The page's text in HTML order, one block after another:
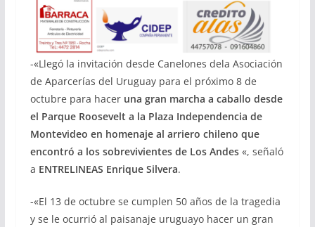
-«Llegó la invitación desde Canelones dela Asociación
de Aparcerías del Uruguay para el próximo 8 de
octubre para hacer una gran marcha a caballo desde
el Parque Roosevelt a la Plaza Independencia de
Montevideo en homenaje al arriero chileno que
encontró a los sobrevivientes de Los Andes «, señaló
a ENTRELINEAS Enrique Silvera.
-«El 13 de octubre se cumplen 50 años de la tragedia
y se le ocurrió al paisanaje uruguayo hacer un gran